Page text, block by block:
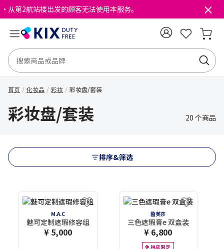
・从第2航站楼出发的顾客无法使用本服务。
首页 化妆品 彩妆 彩妆盘/套装
彩妆盘/套装 20 个商品
排序&筛选
M.A.C
魅可定制遮瑕修容组
¥ 5,000
茵芙莎
三色遮瑕膏e 双盒装
¥ 6,800
免税店限定